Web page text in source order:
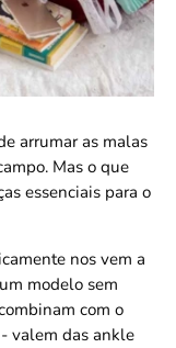
arrumar as malas
Mas o que
essenciais para o
nos vem a
modelo sem
com o
valem das ankle